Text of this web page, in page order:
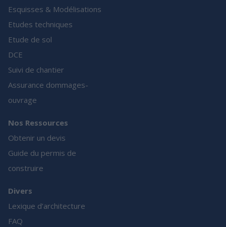
Esquisses & Modélisations
Etudes techniques
Etude de sol
DCE
Suivi de chantier
Assurance dommages-
ouvrage
Nos Ressources
Obtenir un devis
Guide du permis de
construire
Divers
Lexique d’architecture
FAQ